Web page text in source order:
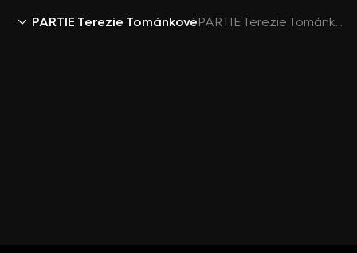
PARTIE Terezie Tománkové PARTIE Terezie Tománkové 16.8.2020 - upoutávka